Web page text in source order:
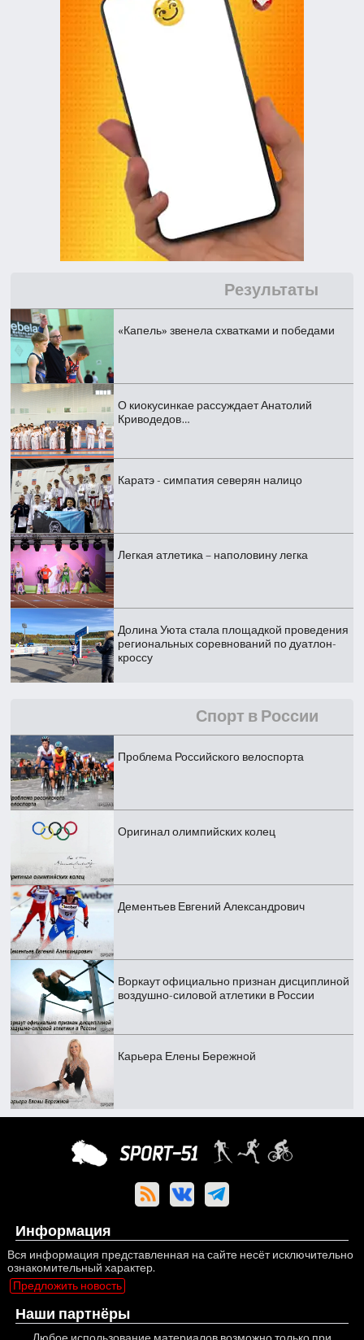
Результаты
«Капель» звенела схватками и победами
О киокусинкае рассуждает Анатолий
Криводедов…
Каратэ - симпатия северян налицо
Легкая атлетика – наполовину легка
Долина Уюта стала площадкой проведения
региональных соревнований по дуатлон-
кроссу
Спорт в России
Проблема Российского велоспорта
Оригинал олимпийских колец
Дементьев Евгений Александрович
Воркаут официально признан дисциплиной
воздушно-силовой атлетики в России
Карьера Елены Бережной
Информация
Вся информация представленная на сайте несёт исключительно
ознакомительный характер.
Предложить новость
Наши партнёры